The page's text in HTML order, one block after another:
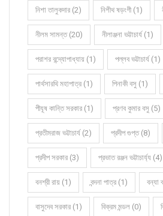
নিশা তালুকদার (2) নিশীথ ষড়ংগী (1)
নীলম সামন্ত (20) নীলাঞ্জনা ভট্টাচার্য (1)
পরাশর বন্দ্যোপাধ্যায় (1) পল্লব ভট্টাচার্য (1)
পার্থসারথি মহাপাত্র (1) পিনাকী বসু (1)
পীযূষ কান্তি সরকার (1) প্রণব কুমার বসু (5)
প্রতীমরাজ ভট্টাচার্য (2) প্রদীপ গুপ্ত (8)
প্রদীপ সরকার (3) প্রভাত রঞ্জন ভট্টাচার্য্য (4)
বনশ্রী রায় (1) বন্দনা পাত্র (1) বন্যা
বাসুদেব সরকার (1) বিক্রম মন্ডল (0)